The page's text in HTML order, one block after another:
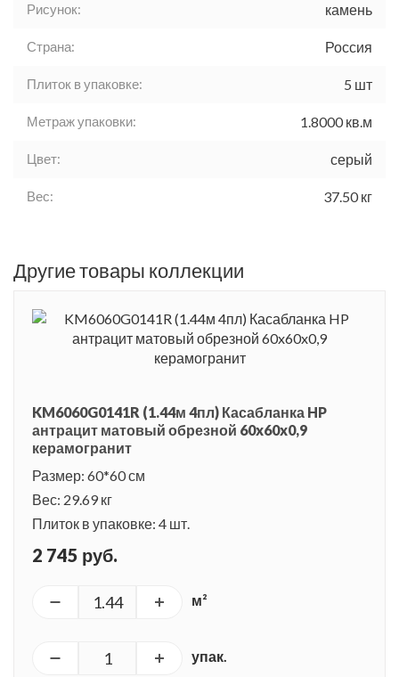
Рисунок: камень
Страна: Россия
Плиток в упаковке: 5 шт
Метраж упаковки: 1.8000 кв.м
Цвет: серый
Вес: 37.50 кг
Другие товары коллекции
KM6060G0141R (1.44м 4пл) Касабланка HP
антрацит матовый обрезной 60x60x0,9
керамогранит
Размер: 60*60 см
Вес: 29.69 кг
Плиток в упаковке: 4 шт.
2 745 руб.
м²
упак.